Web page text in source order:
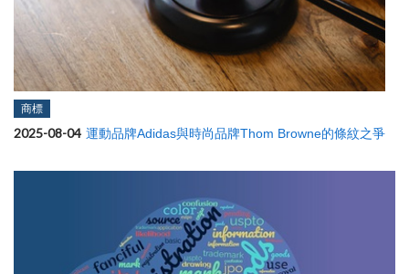
商標
2025-08-04 運動品牌Adidas與時尚品牌Thom Browne的條紋之爭